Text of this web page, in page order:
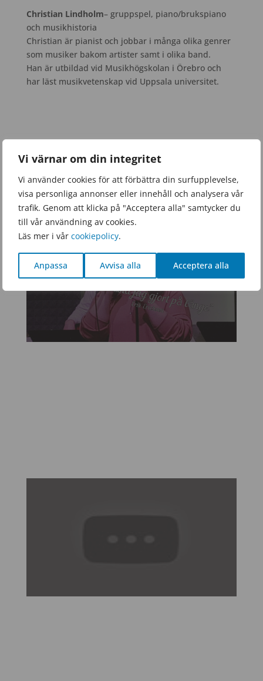
Vi värnar om din integritet
Vi använder cookies för att förbättra din surfupplevelse,
visa personliga annonser eller innehåll och analysera vår
trafik. Genom att klicka på "Acceptera alla" samtycker du
till vår användning av cookies.
Läs mer i vår cookiepolicy.
Anpassa Avvisa alla Acceptera alla
Christian Lindholm– gruppspel, piano/brukspiano
och musikhistoria
Christian är pianist och jobbar i många olika genrer
som musiker bakom artister samt i olika band.
Han är utbildad vid Musikhögskolan i Örebro och
har läst musikvetenskap vid Uppsala universitet.